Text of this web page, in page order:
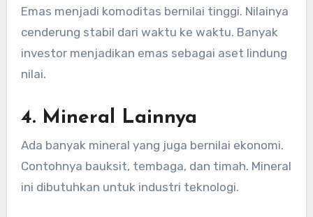
Emas menjadi komoditas bernilai tinggi. Nilainya
cenderung stabil dari waktu ke waktu. Banyak
investor menjadikan emas sebagai aset lindung
nilai.
4. Mineral Lainnya
Ada banyak mineral yang juga bernilai ekonomi.
Contohnya bauksit, tembaga, dan timah. Mineral
ini dibutuhkan untuk industri teknologi.